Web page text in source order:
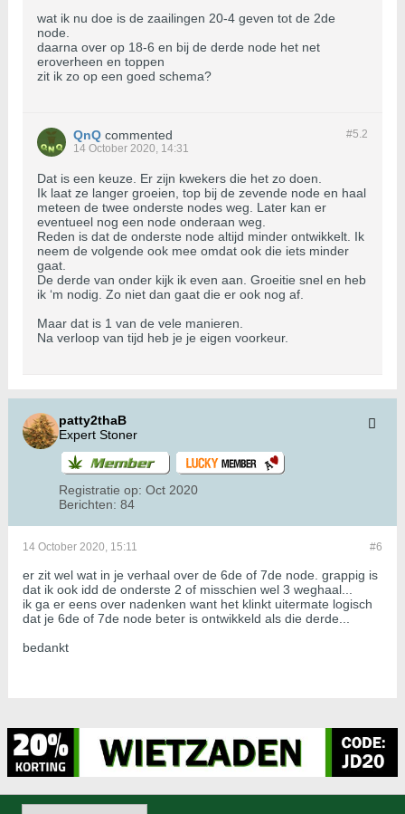
wat ik nu doe is de zaailingen 20-4 geven tot de 2de
node.
daarna over op 18-6 en bij de derde node het net
eroverheen en toppen
zit ik zo op een goed schema?
#5.2
QnQ commented
14 October 2020, 14:31
Dat is een keuze. Er zijn kwekers die het zo doen.
Ik laat ze langer groeien, top bij de zevende node en haal
meteen de twee onderste nodes weg. Later kan er
eventueel nog een node onderaan weg.
Reden is dat de onderste node altijd minder ontwikkelt. Ik
neem de volgende ook mee omdat ook die iets minder
gaat.
De derde van onder kijk ik even aan. Groeitie snel en heb
ik ‘m nodig. Zo niet dan gaat die er ook nog af.
Maar dat is 1 van de vele manieren.
Na verloop van tijd heb je je eigen voorkeur.
patty2thaB
Expert Stoner
Registratie op: Oct 2020
Berichten: 84
#6
14 October 2020, 15:11
er zit wel wat in je verhaal over de 6de of 7de node. grappig is
dat ik ook idd de onderste 2 of misschien wel 3 weghaal...
ik ga er eens over nadenken want het klinkt uitermate logisch
dat je 6de of 7de node beter is ontwikkeld als die derde...
bedankt